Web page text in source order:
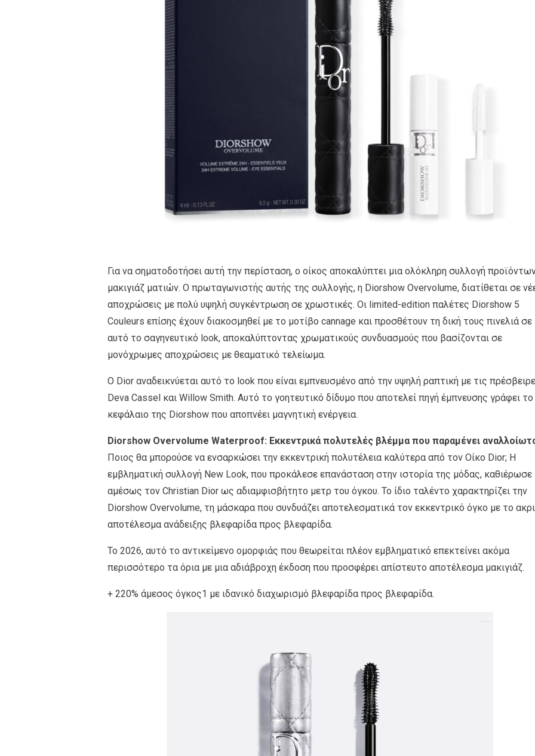
Για να σηματοδοτήσει αυτή την περίσταση, ο oίκος αποκαλύπτει μια ολόκληρη συλλογή
μακιγιάζ ματιών. Ο πρωταγωνιστής αυτής της συλλογής, η Diorshow Overvolume, διατίθεται σε
αποχρώσεις με πολύ υψηλή συγκέντρωση σε χρωστικές. Οι limited-edition παλέτες Diorshow 5
Couleurs επίσης έχουν διακοσμηθεί με το μοτίβο cannage και προσθέτουν τη δική τους πινελιά σε
αυτό το σαγηνευτικό look, αποκαλύπτοντας χρωματικούς συνδυασμούς που βασίζονται σε
μονόχρωμες αποχρώσεις με θεαματικό τελείωμα.
Ο Dior αναδεικνύεται αυτό το look που είναι εμπνευσμένο από την υψηλή ραπτική με τις
Deva Cassel και Willow Smith. Αυτό το γοητευτικό δίδυμο που αποτελεί πηγή έμπνευσης γράφει το
κεφάλαιο της Diorshow που αποπνέει μαγνητική ενέργεια.
Diorshow Overvolume Waterproof: Εκκεντρικά πολυτελές βλέμμα που παραμένει
Ποιος θα μπορούσε να ενσαρκώσει την εκκεντρική πολυτέλεια καλύτερα από τον Οίκο Dior; Η
εμβληματική συλλογή New Look, που προκάλεσε επανάσταση στην ιστορία της μόδας, καθιέρωσε
αμέσως τον Christian Dior ως αδιαμφισβήτητο μετρ του όγκου. Το ίδιο ταλέντο χαρακτηρίζει την
Diorshow Overvolume, τη μάσκαρα που συνδυάζει αποτελεσματικά τον εκκεντρικό όγκο με το
αποτέλεσμα ανάδειξης βλεφαρίδα προς βλεφαρίδα.
Το 2026, αυτό το αντικείμενο ομορφιάς που θεωρείται πλέον εμβληματικό επεκτείνει ακόμα
περισσότερο τα όρια με μια αδιάβροχη έκδοση που προσφέρει απίστευτο αποτέλεσμα μακιγιάζ.
+ 220% άμεσος όγκος1 με ιδανικό διαχωρισμό βλεφαρίδα προς βλεφαρίδα.